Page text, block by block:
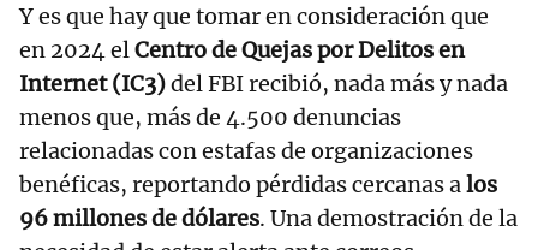
Y es que hay que tomar en consideración que
en 2024 elCentro de Quejas por Delitos en
Internet (IC3)del FBI recibió, nada más y nada
menos que, más de 4.500 denuncias
relacionadas con estafas de organizaciones
benéficas, reportando pérdidas cercanas alos
96 millones de dólares. Una demostración de la